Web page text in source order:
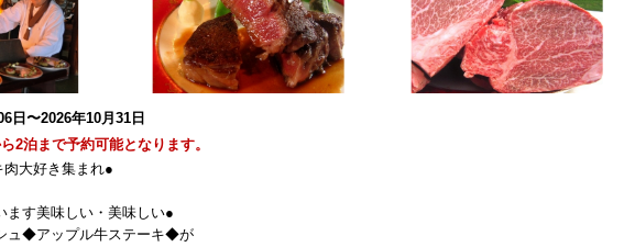
日〜2026年10月31日
2泊まで予約可能となります。
大好き集まれ●
ます美味しい・美味しい●
ュ◆アップル牛ステーキ◆が